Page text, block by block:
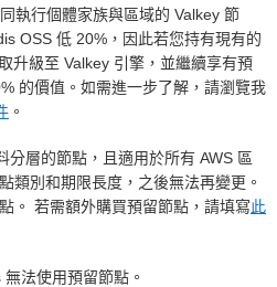
執行個體家族與區域的 Valkey 節
OSS 低 20%，因此若您持有現有的
升級至 Valkey 引擎，並繼續享有預
的價值。如需進一步了解，請瀏覽我
。
分層的節點，且適用於所有 AWS 區
類別和期限長度，之後無法再變更。
。 若需額外購買預留節點，請填寫此
法使用預留節點。